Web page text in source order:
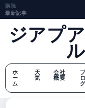
購読
最新記事
ジアプ
ホ
ー
ム
天
気
会社
概要 ロ